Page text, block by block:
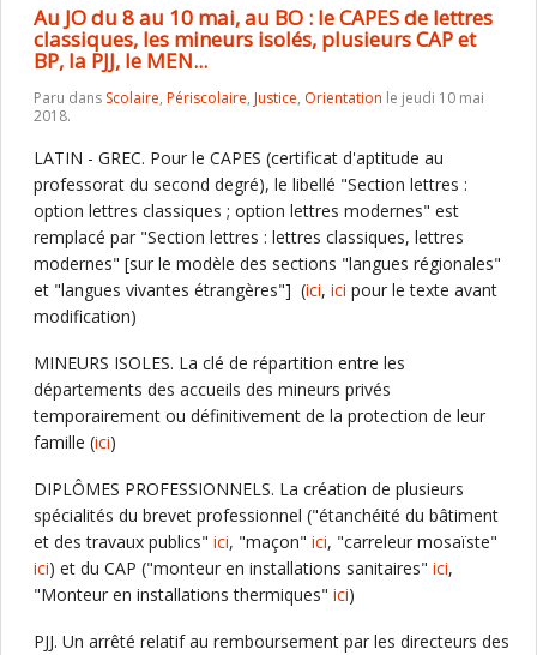
Au JO du 8 au 10 mai, au BO : le CAPES de lettres
classiques, les mineurs isolés, plusieurs CAP et
BP, la PJJ, le MEN...
Paru dans Scolaire, Périscolaire, Justice, Orientation le jeudi 10 mai
2018.
LATIN - GREC. Pour le CAPES (certificat d'aptitude au
professorat du second degré), le libellé "Section lettres :
option lettres classiques ; option lettres modernes" est
remplacé par "Section lettres : lettres classiques, lettres
modernes" [sur le modèle des sections "langues régionales"
et "langues vivantes étrangères"] (ici, ici pour le texte avant
modification)
MINEURS ISOLES. La clé de répartition entre les
départements des accueils des mineurs privés
temporairement ou définitivement de la protection de leur
famille (ici)
DIPLÔMES PROFESSIONNELS. La création de plusieurs
spécialités du brevet professionnel ("étanchéité du bâtiment
et des travaux publics" ici, "maçon" ici, "carreleur mosaïste"
ici) et du CAP ("monteur en installations sanitaires" ici,
"Monteur en installations thermiques" ici)
PJJ. Un arrêté relatif au remboursement par les directeurs des